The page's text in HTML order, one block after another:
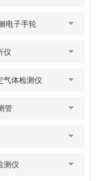
电子手轮
仪
气体检测仪
管
测仪